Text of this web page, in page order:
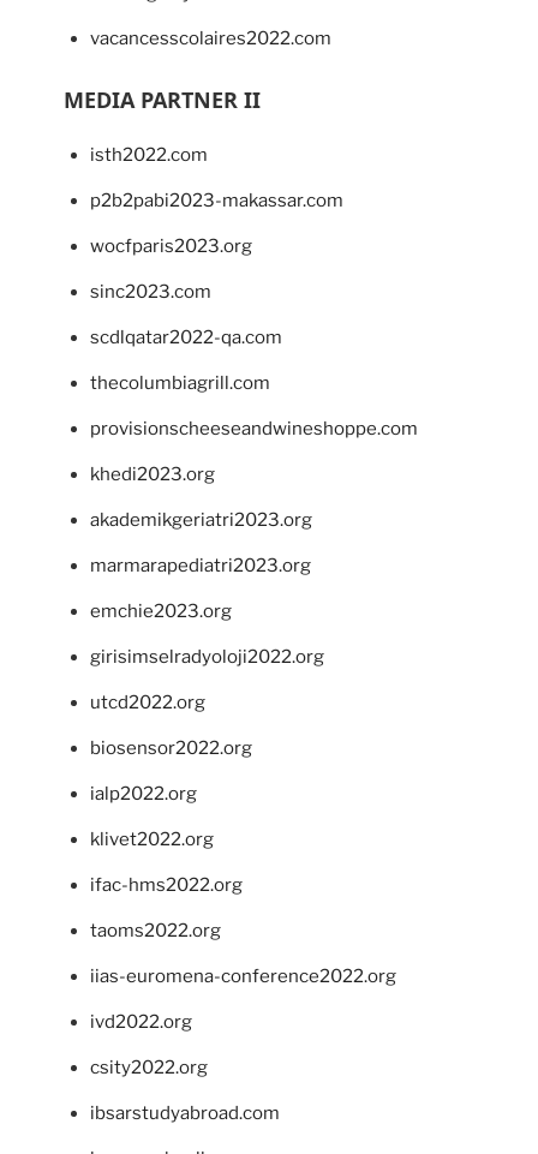
vacancesscolaires2022.com
MEDIA PARTNER II
isth2022.com
p2b2pabi2023-makassar.com
wocfparis2023.org
sinc2023.com
scdlqatar2022-qa.com
thecolumbiagrill.com
provisionscheeseandwineshoppe.com
khedi2023.org
akademikgeriatri2023.org
marmarapediatri2023.org
emchie2023.org
girisimselradyoloji2022.org
utcd2022.org
biosensor2022.org
ialp2022.org
klivet2022.org
ifac-hms2022.org
taoms2022.org
iias-euromena-conference2022.org
ivd2022.org
csity2022.org
ibsarstudyabroad.com